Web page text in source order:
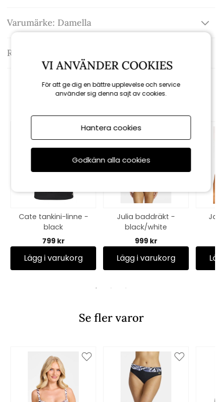
Varumärke: Damella
Recensioner
Rekommenderade tillbehör
Cate tankini-linne -
black
799 kr
Lägg i varukorg
Julia baddräkt -
black/white
999 kr
Lägg i varukorg
Se fler varor
VI ANVÄNDER COOKIES
För att ge dig en bättre upplevelse och service
använder sig denna sajt av cookies.
Hantera cookies
Godkänn alla cookies